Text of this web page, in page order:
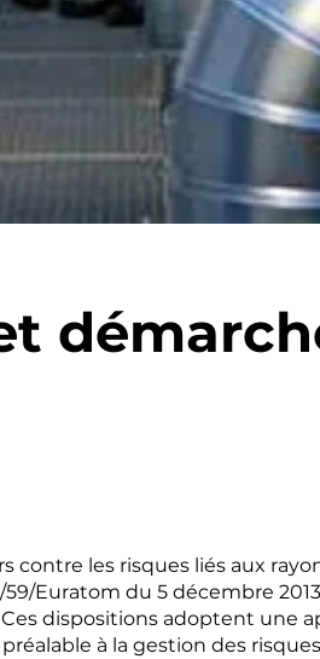
contre les risques liés aux
Euratom du 5 décembre
dispositions adoptent une
à la gestion des